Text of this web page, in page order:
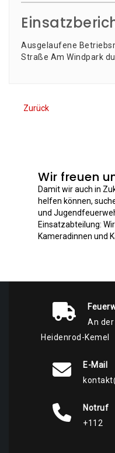
Aus­ge­lau­fe­ne
Stra­ße Am Wind­park
Zurück
Wir freuen
Damit wir auch in
helfen können,
und
Einsatzabteilung:
Kameradinnen und
An der
Heidenrod-Kemel
E-Mail
Notruf
+112